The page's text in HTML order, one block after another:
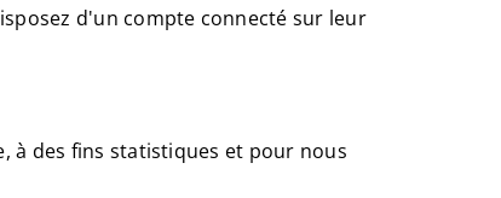
d'un compte connecté sur leur
à des fins statistiques et pour nous